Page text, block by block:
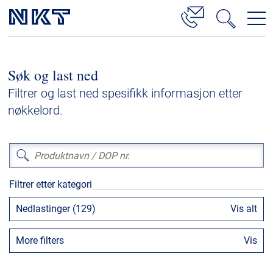
Høyspenningskabelløsninger
Kabelservice
Lavspenning
Høyspenningskabeltilbehør
Mellomspenningskabeltilbehør
Referanser
Nedlastinger
Søk og last ned
Filtrer og last ned spesifikk informasjon etter
nøkkelord.
Filtrer etter kategori
Nedlastinger (129) Vis alt
More filters Vis